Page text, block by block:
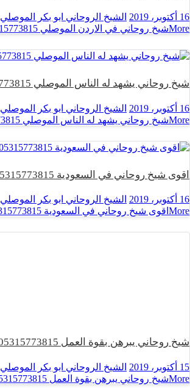
16 أكتوبر، 2019 الشيخ الروحاني ابو بكر الموصلي
Moreشيخ روحاني في الاردن الموصلي 00905315773815
شيخ روحاني يشهد له الناس الموصلي 00905315773815
16 أكتوبر، 2019 الشيخ الروحاني ابو بكر الموصلي
Moreشيخ روحاني يشهد له الناس الموصلي 00905315773815
اقوى شيخ روحاني في السعودية 00905315773815
16 أكتوبر، 2019 الشيخ الروحاني ابو بكر الموصلي
More اقوى شيخ روحاني في السعودية 00905315773815
شيخ روحاني يبرهن بقوة العمل 00905315773815
15 أكتوبر، 2019 الشيخ الروحاني ابو بكر الموصلي
Moreشيخ روحاني يبرهن بقوة العمل 00905315773815